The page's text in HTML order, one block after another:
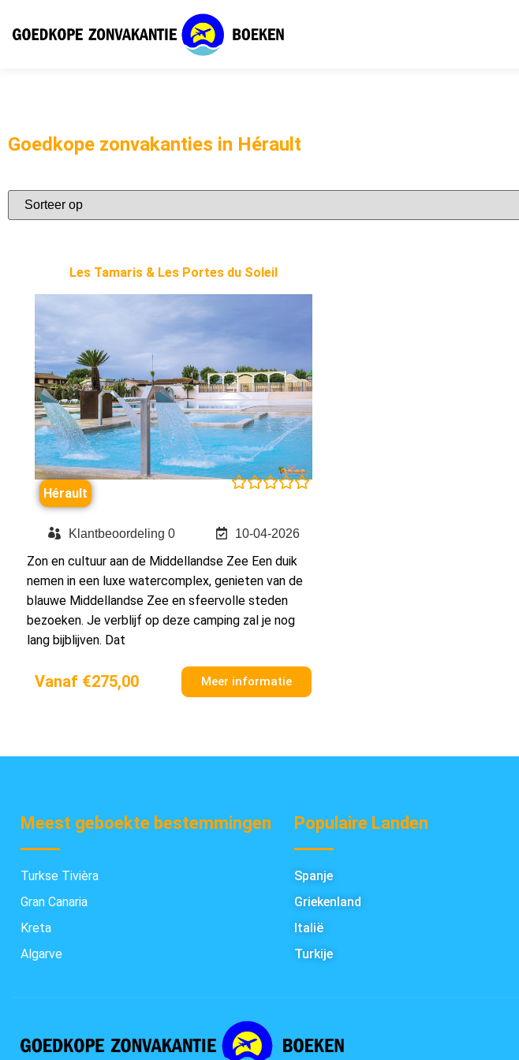
Goedkope zonvakanties in Hérault
Les Tamaris & Les Portes du Soleil

Hérault
Klantbeoordeling 0 10-04-2026
Zon en cultuur aan de Middellandse Zee Een duik
nemen in een luxe watercomplex, genieten van de
blauwe Middellandse Zee en sfeervolle steden
bezoeken. Je verblijf op deze camping zal je nog
lang bijblijven. Dat
Vanaf €275,00 Meer informatie
Meest geboekte bestemmingen
Turkse Tivièra
Gran Canaria
Kreta
Algarve
Populaire Landen
Spanje
Griekenland
Italië
Turkije